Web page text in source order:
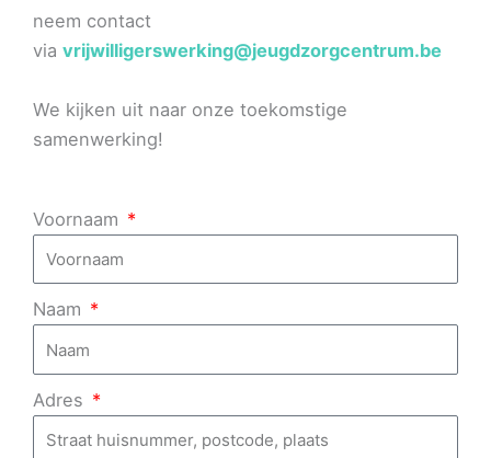
neem contact
via vrijwilligerswerking@jeugdzorgcentrum.be
We kijken uit naar onze toekomstige
samenwerking!
Voornaam
Naam
Adres